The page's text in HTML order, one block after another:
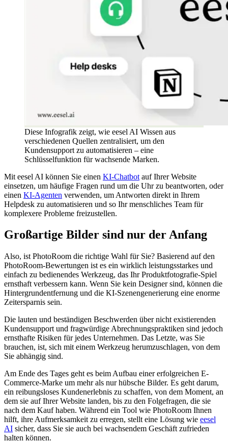
Diese Infografik zeigt, wie eesel AI Wissen aus
verschiedenen Quellen zentralisiert, um den
Kundensupport zu automatisieren – eine
Schlüsselfunktion für wachsende Marken.
Mit eesel AI können Sie einen KI-Chatbot auf Ihrer Website
einsetzen, um häufige Fragen rund um die Uhr zu beantworten, oder
einen KI-Agenten verwenden, um Antworten direkt in Ihrem
Helpdesk zu automatisieren und so Ihr menschliches Team für
komplexere Probleme freizustellen.
Großartige Bilder sind nur der Anfang
Also, ist PhotoRoom die richtige Wahl für Sie? Basierend auf den
PhotoRoom-Bewertungen ist es ein wirklich leistungsstarkes und
einfach zu bedienendes Werkzeug, das Ihr Produktfotografie-Spiel
ernsthaft verbessern kann. Wenn Sie kein Designer sind, können die
Hintergrundentfernung und die KI-Szenengenerierung eine enorme
Zeitersparnis sein.
Die lauten und beständigen Beschwerden über nicht existierenden
Kundensupport und fragwürdige Abrechnungspraktiken sind jedoch
ernsthafte Risiken für jedes Unternehmen. Das Letzte, was Sie
brauchen, ist, sich mit einem Werkzeug herumzuschlagen, von dem
Sie abhängig sind.
Am Ende des Tages geht es beim Aufbau einer erfolgreichen E-
Commerce-Marke um mehr als nur hübsche Bilder. Es geht darum,
ein reibungsloses Kundenerlebnis zu schaffen, von dem Moment, an
dem sie auf Ihrer Website landen, bis zu den Folgefragen, die sie
nach dem Kauf haben. Während ein Tool wie PhotoRoom Ihnen
hilft, ihre Aufmerksamkeit zu erregen, stellt eine Lösung wie eesel
AI sicher, dass Sie sie auch bei wachsendem Geschäft zufrieden
halten können.